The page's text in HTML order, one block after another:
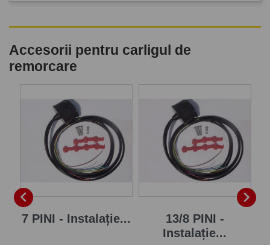
Accesorii pentru carligul de
remorcare

7 PINI - Instalație...
13/8 PINI -
Instalație...
